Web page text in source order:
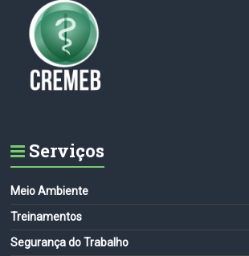
Serviços
Meio Ambiente
Treinamentos
Segurança do Trabalho